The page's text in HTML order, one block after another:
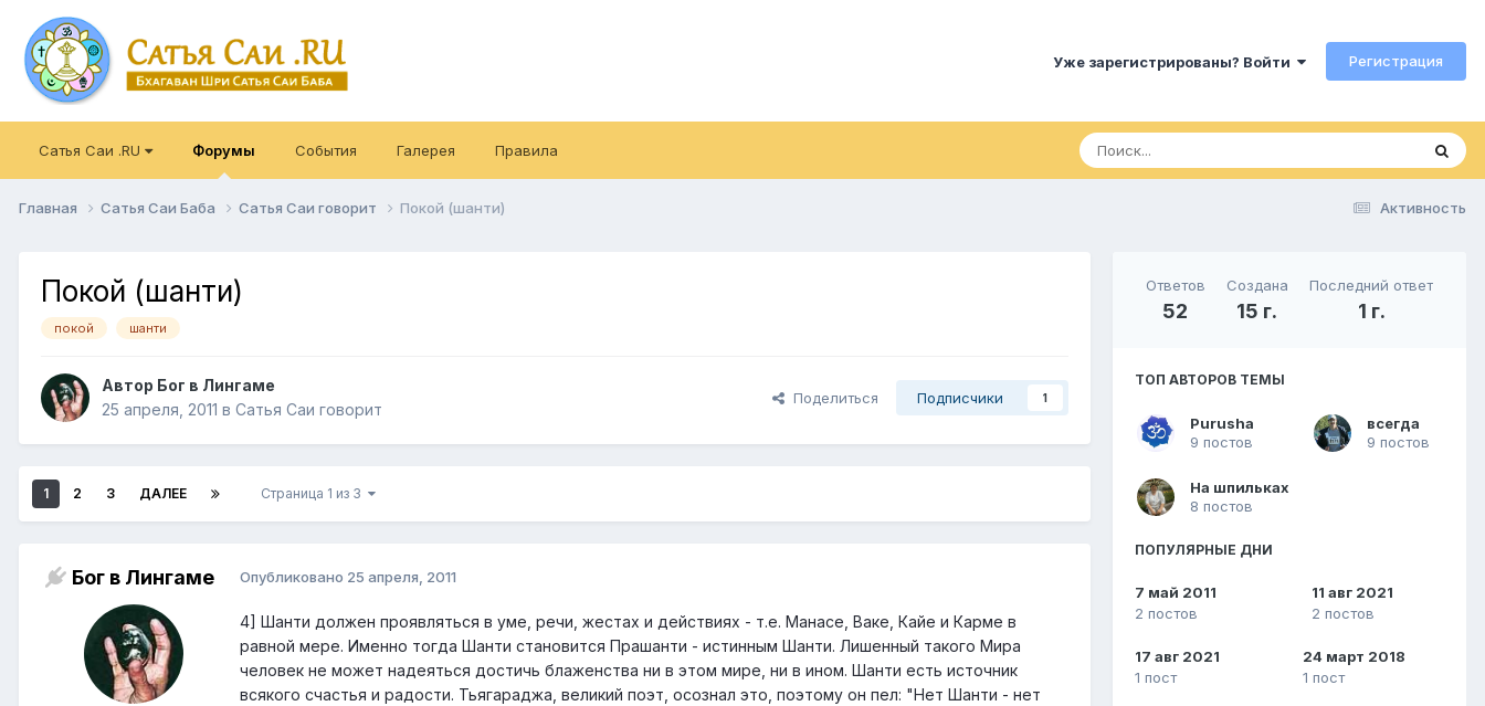
Уже зарегистрированы? Войти Регистрация
Сатья Саи .RU Форумы События Галерея Правила
Активность
Главная Сатья Саи Баба Сатья Саи говорит Покой (шанти)
Покой (шанти)
покой шанти
Автор Бог в Лингаме
25 апреля, 2011 в Сатья Саи говорит
Поделиться Подписчики 1
1 2 3 ДАЛЕЕ Страница 1 из 3
Бог в Лингаме Опубликовано 25 апреля, 2011
4] Шанти должен проявляться в уме, речи, жестах и действиях - т.е. Манасе, Ваке, Кайе и Карме в
равной мере. Именно тогда Шанти становится Прашанти - истинным Шанти. Лишенный такого Мира
человек не может надеяться достичь блаженства ни в этом мире, ни в ином. Шанти есть источник
всякого счастья и радости. Тьягараджа, великий поэт, осознал это, поэтому он пел: "Нет Шанти - нет
Ответов
52
Создана
15 г.
Последний ответ
1 г.
ТОП АВТОРОВ ТЕМЫ
Purusha
9 постов
всегда
9 постов
На шпильках
8 постов
ПОПУЛЯРНЫЕ ДНИ
7 май 2011
2 постов
11 авг 2021
2 постов
17 авг 2021
1 пост
24 март 2018
1 пост